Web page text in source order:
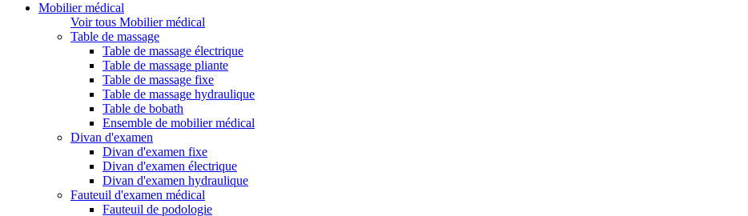
Mobilier médical
Voir tous Mobilier médical
Table de massage
Table de massage électrique
Table de massage pliante
Table de massage fixe
Table de massage hydraulique
Table de bobath
Ensemble de mobilier médical
Divan d'examen
Divan d'examen fixe
Divan d'examen électrique
Divan d'examen hydraulique
Fauteuil d'examen médical
Fauteuil de podologie